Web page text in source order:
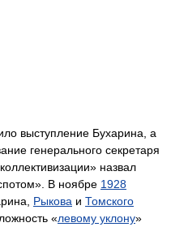
выступление Бухарина, а
генерального секретаря
назвал
В ноябре 1928
Рыкова и Томского
«левому уклону»